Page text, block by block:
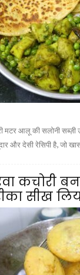
मटर आलू की सलोनी सब्ज़ी
और देसी रेसिपी है, जो
कचोरी
सीख